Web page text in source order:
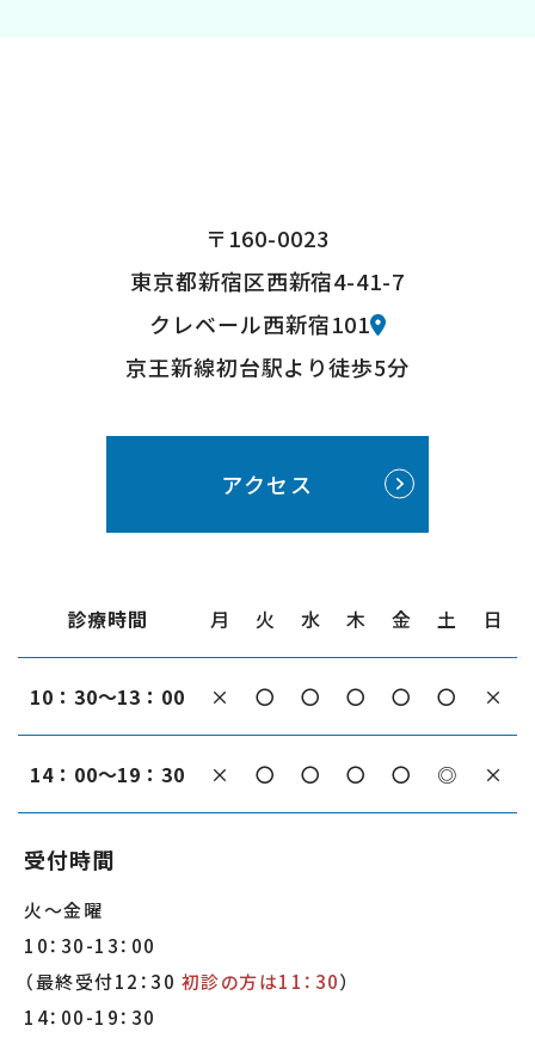
尚、休診の期間中は区内の当番医の先生は下記の
本日2月26日(木)の診療は17時までとなっており
ます。
2026.01.07
2月14日(土)は院内セミナーのため、休診となり
ます。
〒160-0023
東京都新宿区西新宿4-41-7
クレベール西新宿101
京王新線初台駅より徒歩5分
アクセス
診療時間 月 火 水 木 金 土 日
10：30～13：00 × 〇 〇 〇 〇 〇 ×
14：00～19：30 × 〇 〇 〇 〇 ◎ ×
受付時間
火～金曜
10：30-13：00
（最終受付12：30 初診の方は11：30）
14：00-19：30